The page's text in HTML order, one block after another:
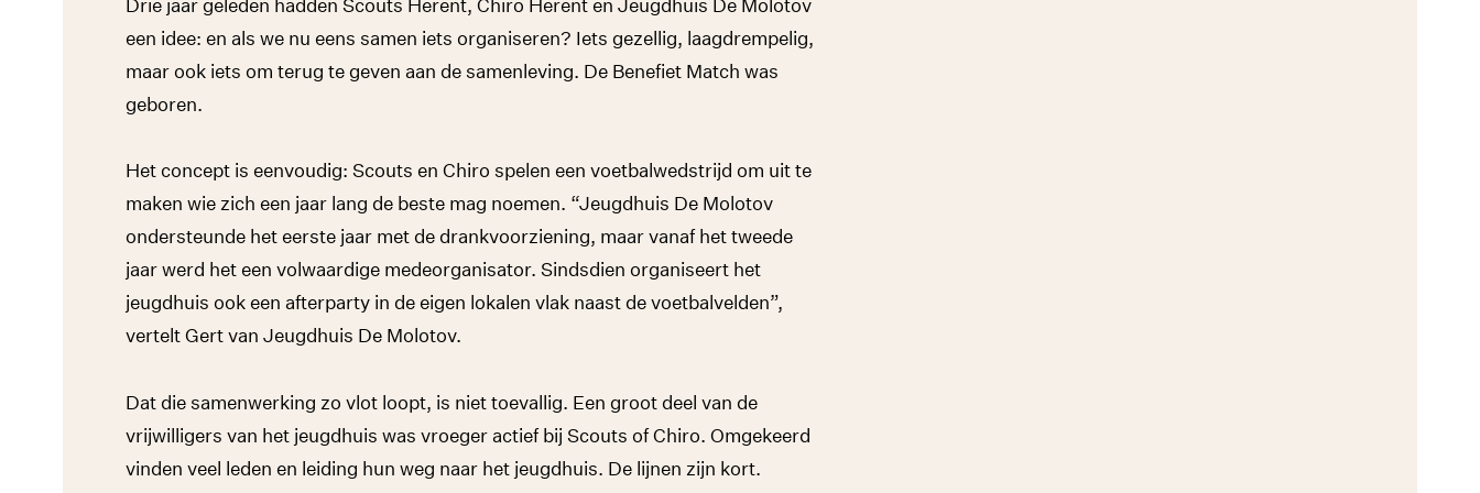
Drie jaar geleden hadden Scouts Herent, Chiro Herent en Jeugdhuis De Molotov
een idee: en als we nu eens samen iets organiseren? Iets gezellig, laagdrempelig,
maar ook iets om terug te geven aan de samenleving. De Benefiet Match was
geboren.
Het concept is eenvoudig: Scouts en Chiro spelen een voetbalwedstrijd om uit te
maken wie zich een jaar lang de beste mag noemen. “Jeugdhuis De Molotov
ondersteunde het eerste jaar met de drankvoorziening, maar vanaf het tweede
jaar werd het een volwaardige medeorganisator. Sindsdien organiseert het
jeugdhuis ook een afterparty in de eigen lokalen vlak naast de voetbalvelden”,
vertelt Gert van Jeugdhuis De Molotov.
Dat die samenwerking zo vlot loopt, is niet toevallig. Een groot deel van de
vrijwilligers van het jeugdhuis was vroeger actief bij Scouts of Chiro. Omgekeerd
vinden veel leden en leiding hun weg naar het jeugdhuis. De lijnen zijn kort.